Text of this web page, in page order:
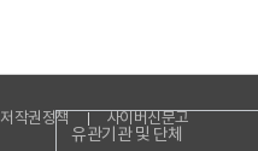
저작권정책 사이버신문고
유관기관 및 단체